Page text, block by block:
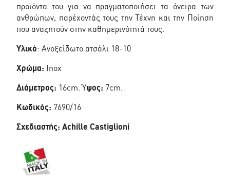
προϊόντα του για να πραγματοποιήσει τα όνειρα των
ανθρώπων, παρέχοντάς τους την Τέχνη και την Ποίηση
που αναζητούν στην καθημερινότητά τους.
Υλικό: Ανοξείδωτο ατσάλι 18-10
Χρώμα: Inox
Διάμετρος: 16cm. Ύψος: 7cm.
Κωδικός: 7690/16
Σχεδιαστής: Achille Castiglioni